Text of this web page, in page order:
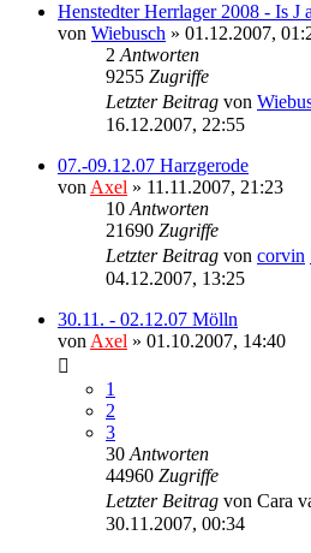
Henstedter Herrlager 2008 - Is J
von Wiebusch » 01.12.2007,
2Antworten
9255 Zugriffe
Letzter Beitrag von
16.12.2007, 22:55
07.-09.12.07 Harzgerode
vonAxel » 11.11.2007, 21:23
10Antworten
21690 Zugriffe
Letzter Beitrag von corvin
04.12.2007, 13:25
30.11. - 02.12.07 Mölln
vonAxel » 01.10.2007, 14:40
1
2
3
30Antworten
44960 Zugriffe
Letzter Beitrag von Cara
30.11.2007, 00:34